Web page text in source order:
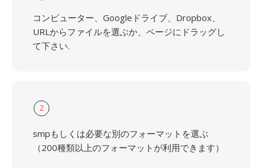
コンピューター、Googleドライブ、Dropbox、
URLからファイルを選ぶか、ページにドラッグし
て下さい.
2
smpもしくは必要な別のフォーマットを選ぶ
（200種類以上のフォーマットが利用できます）